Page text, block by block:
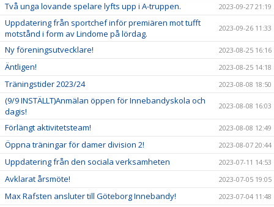
Två unga lovande spelare lyfts upp i A-truppen. 2023-09-27 21:19
Uppdatering från sportchef inför premiären mot tufft
motstånd i form av Lindome på lördag.
2023-09-26 11:33
Ny föreningsutvecklare! 2023-08-25 16:16
Äntligen! 2023-08-25 14:18
Träningstider 2023/24 2023-08-08 18:50
(9/9 INSTÄLLT)Anmälan öppen för Innebandyskola och
dagis!
2023-08-08 16:03
Förlängt aktivitetsteam! 2023-08-08 12:49
Öppna träningar för damer division 2! 2023-08-07 20:44
Uppdatering från den sociala verksamheten 2023-07-11 14:53
Avklarat årsmöte! 2023-07-05 19:05
Max Rafsten ansluter till Göteborg Innebandy! 2023-07-04 11:48